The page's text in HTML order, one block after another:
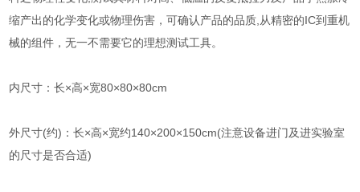
缩产出的化学变化或物理伤害，可确认产品的品质,从精密的IC到重机
械的组件，无一不需要它的理想测试工具。
内尺寸：长×高×宽80×80×80cm
外尺寸(约)：长×高×宽约140×200×150cm(注意设备进门及进实验室
的尺寸是否合适)